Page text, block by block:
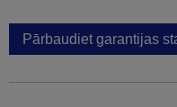
Pārbaudiet garantijas